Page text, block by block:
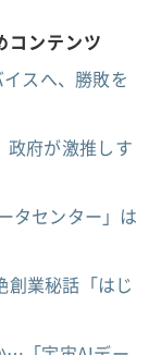
コンテンツ
スへ、勝敗を
政府が激推しす
タセンター」は
創業秘話「はじ